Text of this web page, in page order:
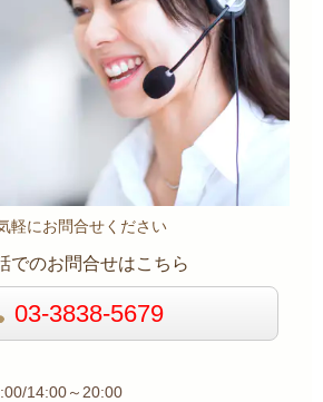
軽にお問合せください
でのお問合せはこちら
03-3838-5679
14:00～20:00